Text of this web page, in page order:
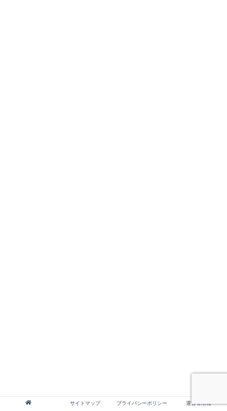
サイトマップ プライバシーポリシー 運営者情報